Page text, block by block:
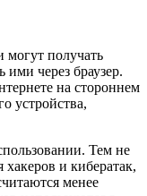
могут получать
через браузер.
на стороннем
устройства,
Тем не
и кибератак,
менее